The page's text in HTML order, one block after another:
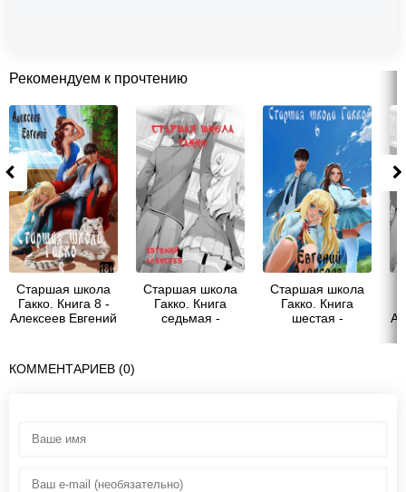
Рекомендуем к прочтению
Старшая школа
Гакко. Книга 8 -
Алексеев Евгений
Старшая школа
Гакко. Книга
седьмая -
Старшая школа
Гакко. Книга
шестая -
КОММЕНТАРИЕВ (0)